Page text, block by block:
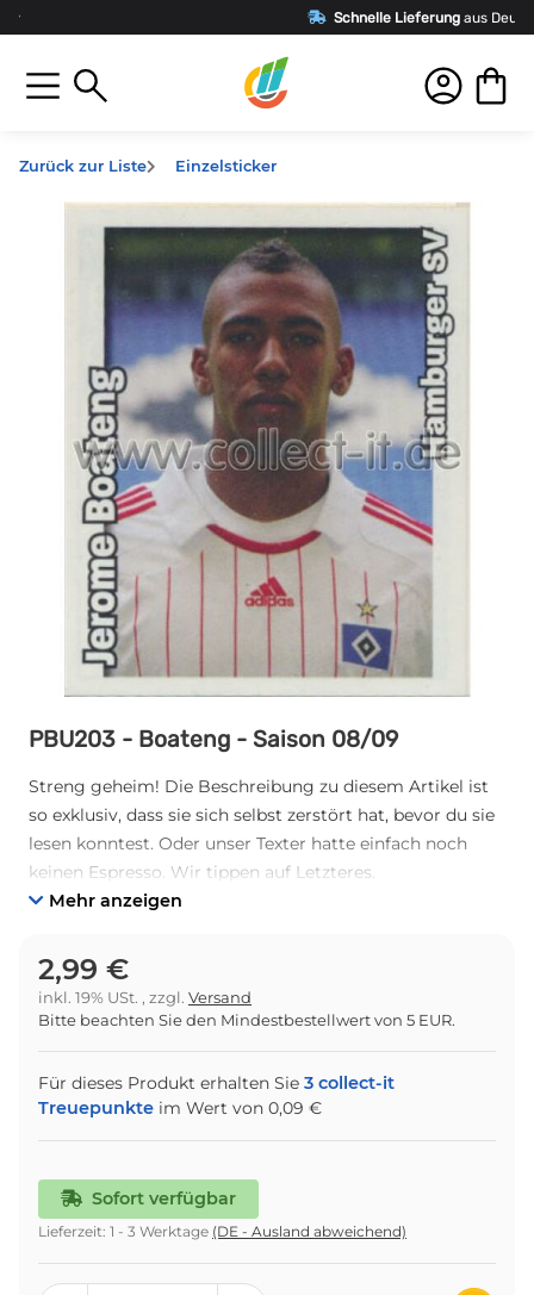
Schnelle Lieferungaus Deutschland
Zurück zur Liste Einzelsticker
PBU203 - Boateng - Saison 08/09
Streng geheim! Die Beschreibung zu diesem Artikel ist
so exklusiv, dass sie sich selbst zerstört hat, bevor du sie
lesen konntest. Oder unser Texter hatte einfach noch
keinen Espresso. Wir tippen auf Letzteres.
Mehr anzeigen
2,99 €
inkl. 19% USt. , zzgl. Versand
Bitte beachten Sie den Mindestbestellwert von 5 EUR.
Für dieses Produkt erhalten Sie 3 collect-it
Treuepunkte im Wert von 0,09 €
Sofort verfügbar
Lieferzeit: 1 - 3 Werktage (DE - Ausland abweichend)